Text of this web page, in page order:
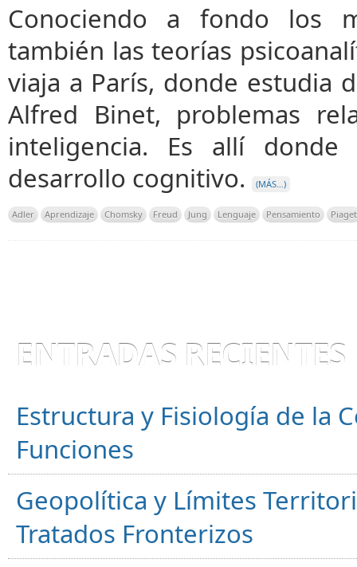
Conociendo a fondo los
también las teorías
viaja a París, donde estudia
Alfred Binet, problemas
inteligencia. Es allí
desarrollo cognitivo.
(MÁS…)
Adler Aprendizaje Chomsky Freud Jung Lenguaje Pensamiento Piaget
ENTRADAS RECIENTES
Estructura y Fisiología de la
Funciones
Geopolítica y Límites
Tratados Fronterizos